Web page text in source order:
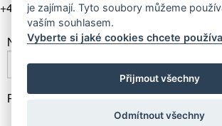
+421 907 281 123
Newsletter
Přihlásit odběr
Gallery Gwerk © Copyright
je zajímají. Tyto soubory můžeme
vaším souhlasem.
Vyberte si jaké cookies chcete
Přijmout všechny
Odmítnout všechny